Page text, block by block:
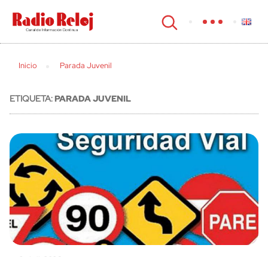
cerrar
Inicio Parada Juvenil
ETIQUETA:PARADA JUVENIL